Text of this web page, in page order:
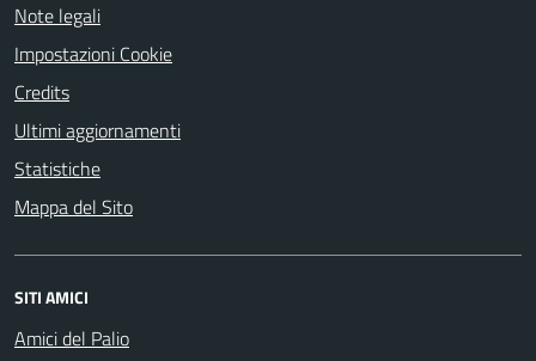
Note legali
Impostazioni Cookie
Credits
Ultimi aggiornamenti
Statistiche
Mappa del Sito
SITI AMICI
Amici del Palio